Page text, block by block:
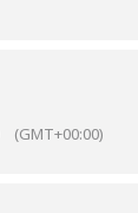
(GMT+00:00)